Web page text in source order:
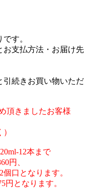
す。
お支払方法・お届け先
引続きお買い物いただ
頂きましたお客様
12本まで
円、
口となります。
円となります。